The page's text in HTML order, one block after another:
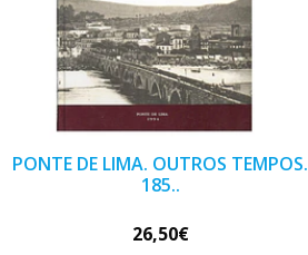
PONTE DE LIMA. OUTROS TEMPOS.
185..
26,50€